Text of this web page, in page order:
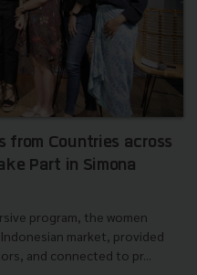
from Countries across
Part in Simona
program, the women
market, provided
and connected to pr...